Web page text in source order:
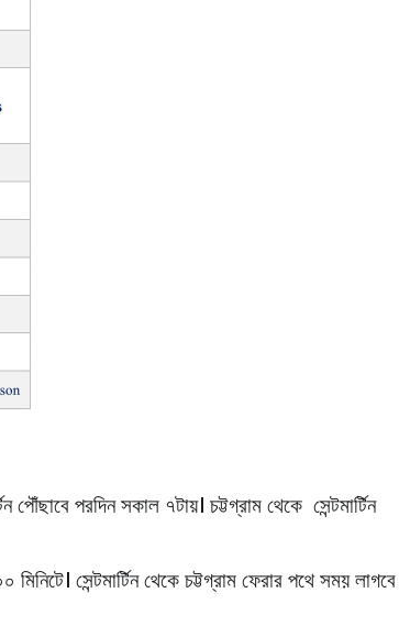
পৌঁছাবে পরদিন সকাল ৭টায়। চট্টগ্রাম থেকে সেন্টমার্টিন
সেন্টমার্টিন থেকে চট্টগ্রাম ফেরার পথে সময় লাগবে